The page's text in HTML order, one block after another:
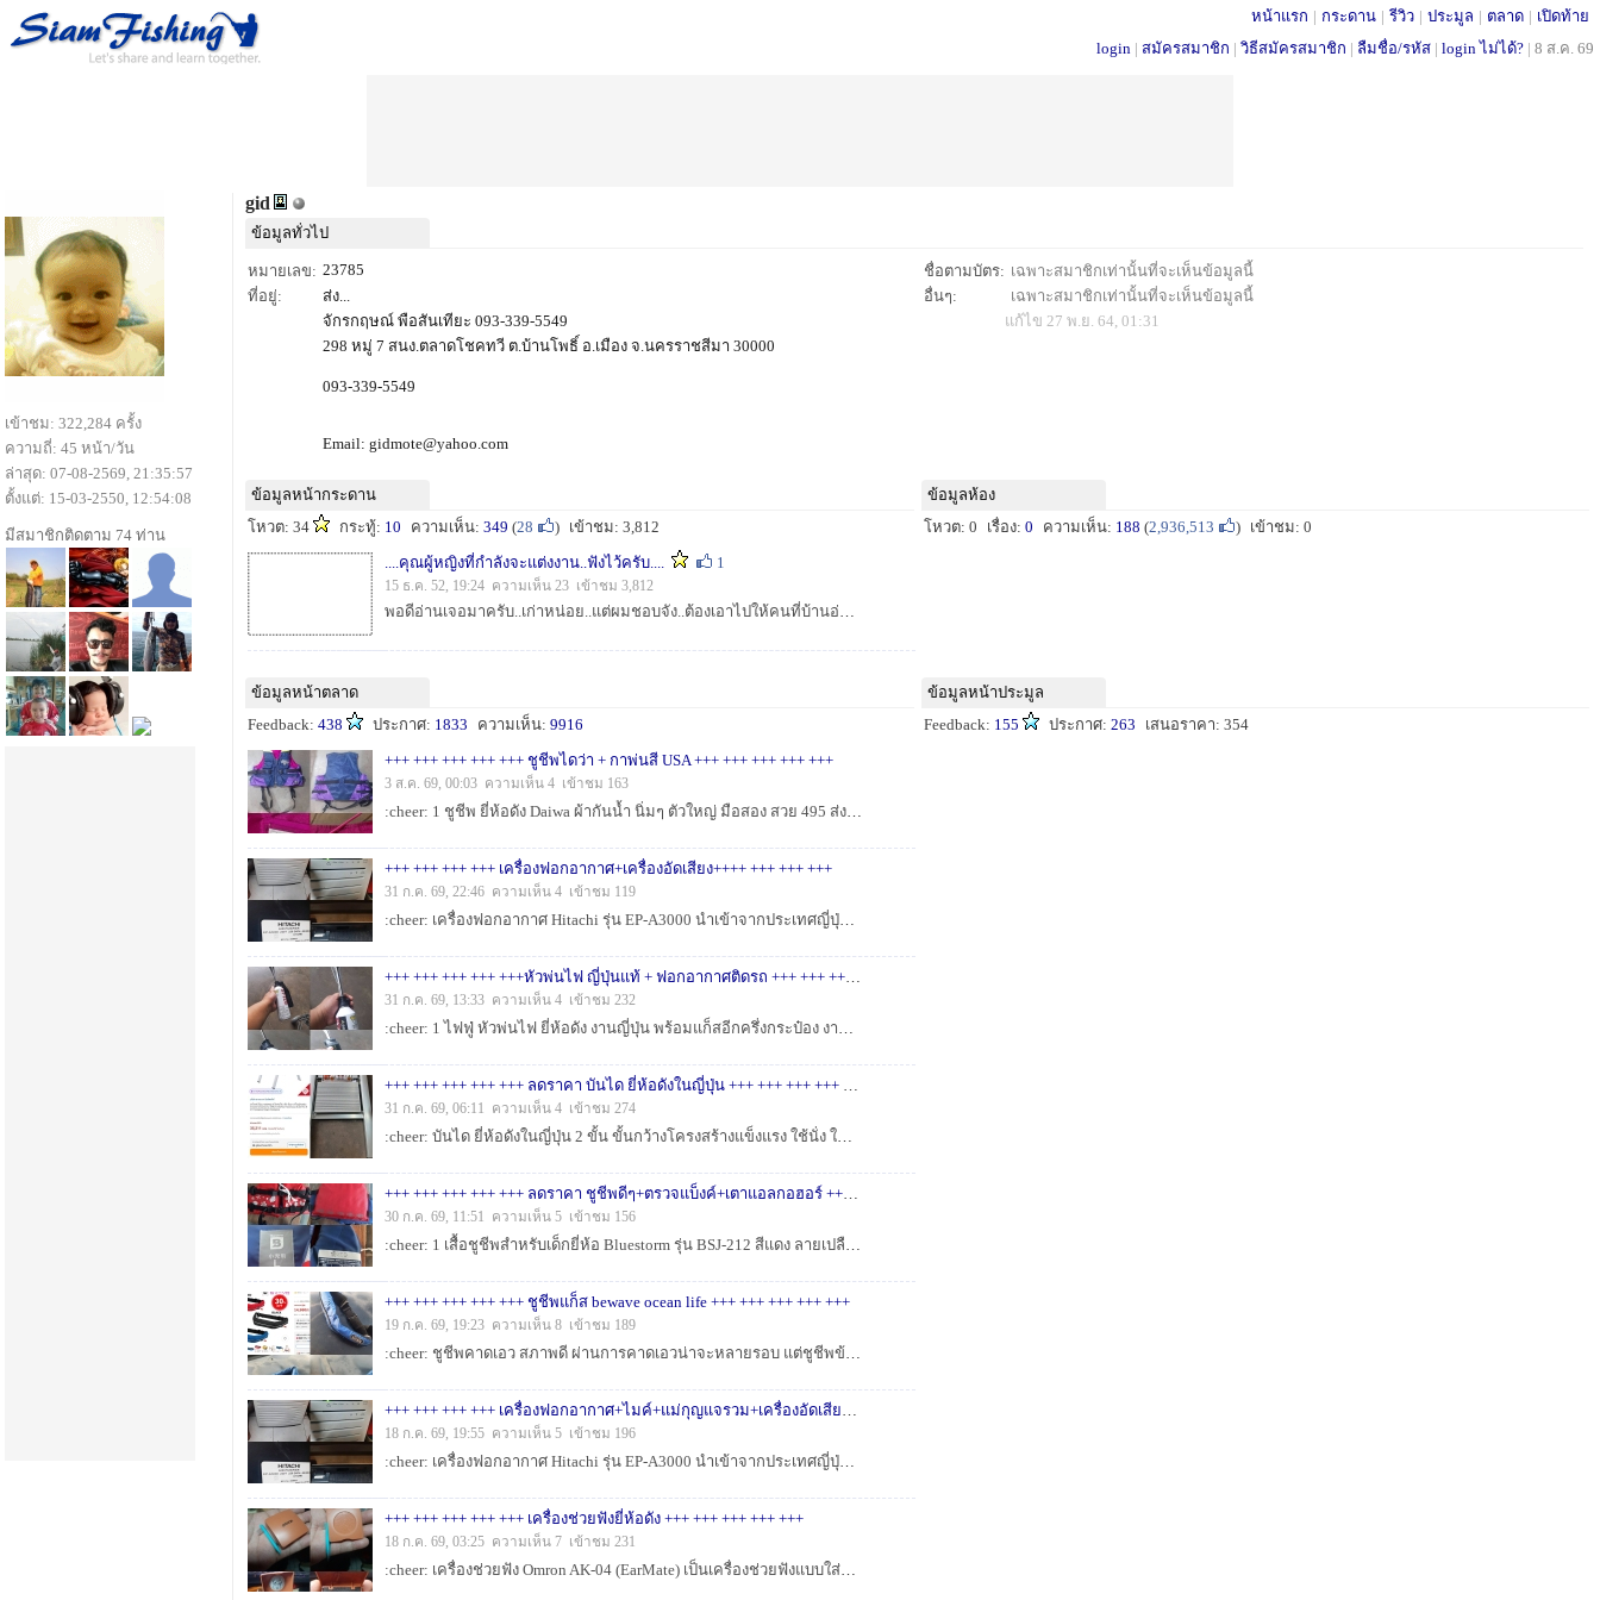
หน้าแรก | กระดาน | รีวิว | ประมูล | ตลาด | เปิดท้าย
login | สมัครสมาชิก | วิธีสมัครสมาชิก | ลืมชื่อ/รหัส | login ไม่ได้? | 8 ส.ค. 69
gid
ข้อมูลทั่วไป
หมายเลข: 23785
ที่อยู่:
ส่ง...
จักรกฤษณ์ พือสันเทียะ 093-339-5549
298 หมู่ 7 สนง.ตลาดโชคทวี ต.บ้านโพธิ์ อ.เมือง จ.นครราชสีมา 30000
093-339-5549
Email: gidmote@yahoo.com
ชื่อตามบัตร: เฉพาะสมาชิกเท่านั้นที่จะเห็นข้อมูลนี้
อื่นๆ:
เฉพาะสมาชิกเท่านั้นที่จะเห็นข้อมูลนี้
แก้ไข 27 พ.ย. 64, 01:31
ข้อมูลหน้ากระดาน
โหวต: 34
กระทู้: 10 ความเห็น: 349 (28 ) เข้าชม: 3,812
....คุณผู้หญิงที่กำลังจะแต่งงาน..ฟังไว้ครับ....
1
15 ธ.ค. 52, 19:24 ความเห็น 23 เข้าชม 3,812
พอดีอ่านเจอมาครับ..เก่าหน่อย..แต่ผมชอบจัง..ต้องเอาไปให้คนที่บ้านอ่านบ้างล่ะ..ฮือๆๆ :cry: ..เครดิตท่าน Metta ....Renualt Club Thai [q]Subject: 7 ...
ข้อมูลห้อง
โหวต: 0
เรื่อง: 0 ความเห็น: 188 (2,936,513 ) เข้าชม: 0
ข้อมูลหน้าตลาด
Feedback: 438 ประกาศ: 1833 ความเห็น: 9916
+++ +++ +++ +++ +++ ชูชีพไดว่า + กาพ่นสี USA +++ +++ +++ +++ +++
3 ส.ค. 69, 00:03 ความเห็น 4 เข้าชม 163
:cheer: 1 ชูชีพ ยี่ห้อดัง Daiwa ผ้ากันน้ำ นิ่มๆ ตัวใหญ่ มือสอง สวย 495 ส่ง 60 2 กาพ่นสี Vintage Speedy Paint Sprayer W.R. Brown งานเก่า USA. ...
+++ +++ +++ +++ เครื่องฟอกอากาศ+เครื่องอัดเสียง++++ +++ +++ +++
31 ก.ค. 69, 22:46 ความเห็น 4 เข้าชม 119
:cheer: เครื่องฟอกอากาศ Hitachi รุ่น EP-A3000 นำเข้าจากประเทศญี่ปุ่น ไฟ 220 บ้านเรา มีฟังก์ชันฟอกอากาศและขจัดกลิ่นสำหรับพื้นที่ไม่เกิน 22 ตารางเมต...
+++ +++ +++ +++ +++หัวพ่นไฟ ญี่ปุ่นแท้ + ฟอกอากาศติดรถ +++ +++ +++ +++ +++
31 ก.ค. 69, 13:33 ความเห็น 4 เข้าชม 232
:cheer: 1 ไฟฟู่ หัวพ่นไฟ ยี่ห้อดัง งานญี่ปุ่น พร้อมแก็สอีกครึ่งกระป๋อง งานดี รุ่นนี้ไม่มีวาล์วนะครับ ขันกระป๋องเข้า จะเป็นวาล์วในตัว จังหวะขั...
+++ +++ +++ +++ +++ ลดราคา บันได ยี่ห้อดังในญี่ปุ่น +++ +++ +++ +++ +++
31 ก.ค. 69, 06:11 ความเห็น 4 เข้าชม 274
:cheer: บันได ยี่ห้อดังในญี่ปุ่น 2 ขั้น ขั้นกว้างโครงสร้างแข็งแรง ใช้นั่ง ใช้ปีนตู้ หรือหยิบของ งานดีมาก เบิกใหม่ทั่วไปเกือบหมื่น ตัวนี้ใหม่เอ...
+++ +++ +++ +++ +++ ลดราคา ชูชีพดีๆ+ตรวจแบ็งค์+เตาแอลกอฮอร์ +++ +++ +++ +++ +++
30 ก.ค. 69, 11:51 ความเห็น 5 เข้าชม 156
:cheer: 1 เสื้อชูชีพสำหรับเด็กยี่ห้อ Bluestorm รุ่น BSJ-212 สีแดง ลายเปลือกหอย เป็นเสื้อชูชีพขนาด L สำหรับเด็กที่มีความสูงระหว่าง 120-150 ซม. และน้...
+++ +++ +++ +++ +++ ชูชีพแก็ส bewave ocean life +++ +++ +++ +++ +++
19 ก.ค. 69, 19:23 ความเห็น 8 เข้าชม 189
:cheer: ชูชีพคาดเอว สภาพดี ผ่านการคาดเอวน่าจะหลายรอบ แต่ชูชีพข้างในสภาพใหม่ เหมือนไม่เคยใช้งาน หลอดแก็สยังมี ไม่มีรอยเจาะ (กางเองได้เมื่อโดนน้ำ ...
+++ +++ +++ +++ เครื่องฟอกอากาศ+ไมค์+แม่กุญแจรวม+เครื่องอัดเสียง++++ +++ +++ +++
18 ก.ค. 69, 19:55 ความเห็น 5 เข้าชม 196
:cheer: เครื่องฟอกอากาศ Hitachi รุ่น EP-A3000 นำเข้าจากประเทศญี่ปุ่น ไฟ 220 บ้านเรา มีฟังก์ชันฟอกอากาศและขจัดกลิ่นสำหรับพื้นที่ไม่เกิน 22 ตารางเมต...
+++ +++ +++ +++ +++ เครื่องช่วยฟังยี่ห้อดัง +++ +++ +++ +++ +++
18 ก.ค. 69, 03:25 ความเห็น 7 เข้าชม 231
:cheer: เครื่องช่วยฟัง Omron AK-04 (EarMate) เป็นเครื่องช่วยฟังแบบใส่ในช่องหู (In-The-Ear หรือ ITE) เหมาะสำหรับผู้ที่มีปัญหาทางการได้ยินในระดับเ...
ข้อมูลหน้าประมูล
Feedback: 155 ประกาศ: 263 เสนอราคา: 354
เข้าชม: 322,284 ครั้ง
ความถี่: 45 หน้า/วัน
ล่าสุด: 07-08-2569, 21:35:57
ตั้งแต่: 15-03-2550, 12:54:08
มีสมาชิกติดตาม 74 ท่าน